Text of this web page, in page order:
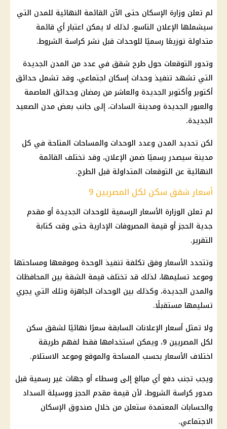
لم تعلن وزارة الإسكان حتى الآن القائمة النهائية للمدن التي
سيشملها الإعلان التاسع، لذلك لا يمكن اعتبار أي قائمة
متداولة توزيعًا رسميًا للوحدات قبل نشر كراسة الشروط.
وتدور التوقعات حول طرح شقق في عدد من المدن الجديدة
التي تشهد تنفيذ وحدات إسكان اجتماعي، وقد تشمل حدائق
أكتوبر وأكتوبر الجديدة والعاشر من رمضان وحدائق العاصمة
والعبور الجديدة ومدينة السادات، إلى جانب بعض مدن الصعيد
الجديدة.
لكن تحديد المدن وعدد الوحدات والمساحات المتاحة في كل
مدينة سيصدر رسميًا ضمن الإعلان، وقد تختلف القائمة
النهائية عن التوقعات المتداولة قبل الطرح.
أسعار شقق سكن لكل المصريين 9
لم تعلن الوزارة الأسعار الرسمية للوحدات الجديدة أو مقدم
جدية الحجز أو قيمة المصروفات الإدارية حتى وقت كتابة
التقرير.
وتتحدد الأسعار وفق تكلفة تنفيذ الوحدة وموقعها ومساحتها
وموعد تسليمها، لذلك قد تختلف قيمة الشقة بين المحافظات
والمدن الجديدة، وكذلك بين الوحدات الجاهزة وتلك التي يجري
تسليمها مستقبلًا.
ولا تمثل أسعار الإعلانات السابقة سعرًا نهائيًا لشقق سكن
لكل المصريين 9 ، ويمكن استخدامها فقط لفهم طريقة
اختلاف الأسعار بحسب المساحة والموقع وموعد الاستلام.
ويجب تجنب دفع أي مبالغ إلى وسطاء أو جهات غير رسمية قبل
صدور كراسة الشروط، لأن قيمة مقدم الحجز ووسيلة السداد
والحسابات المعتمدة ستعلن من خلال صندوق الإسكان
الاجتماعي.